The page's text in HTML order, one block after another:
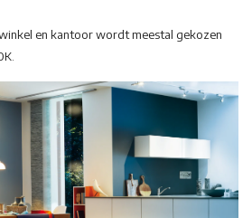
en kantoor wordt meestal gekozen